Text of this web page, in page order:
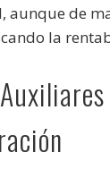
aunque de
la